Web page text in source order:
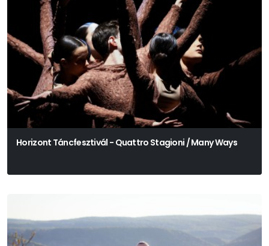
Horizont Táncfesztivál - Quattro Stagioni / Many Ways